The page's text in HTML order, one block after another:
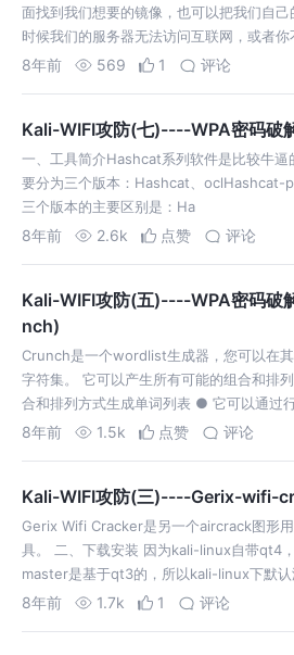
面找到我们想要的镜像，也可以把我们自
时候我们的服务器无法访问互联网，或者
网当中，那么你就需要Docker Registry，
8年前 569 1 评论
Kali-WIFI攻防(七)----WPA密码破
一、工具简介Hashcat系列软件是比较牛
要分为三个版本：Hashcat、
三个版本的主要区别是：Ha
8年前 2.6k 点赞 评论
Kali-WIFI攻防(五)----WPA密码破
nch)
Crunch是一个wordlist生成器，您可以在
字符集。 它可以产生所有可能的组合和排
合和排列方式生成单词列表 ● 它可以通过
现在已经恢复支持 ● 现在支持数字和符号
8年前 1.5k 点赞 评论
Kali-WIFI攻防(三)----Gerix-wifi-
Gerix Wifi Cracker是另一个aircrack图形
具。 二、下载安装 因为kali-linux自带qt4
master是基于qt3的，所以kali-linux下默认
kali-li…
8年前 1.7k 1 评论